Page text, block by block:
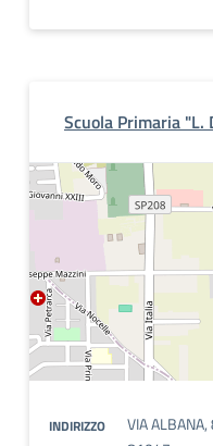
Scuola Primaria "L.
INDIRIZZO VIA